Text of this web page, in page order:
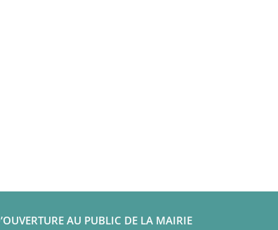
AU PUBLIC DE LA MAIRIE